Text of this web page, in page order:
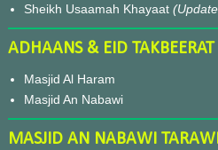
Sheikh Usaamah Khayaat
ADHAANS & EID TAKBEERAT
Masjid Al Haram
Masjid An Nabawi
MASJID AN NABAWI